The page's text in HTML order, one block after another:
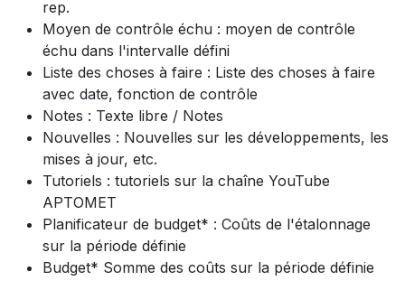
rep.
Moyen de contrôle échu : moyen de contrôle
échu dans l'intervalle défini
Liste des choses à faire : Liste des choses à faire
avec date, fonction de contrôle
Notes : Texte libre / Notes
Nouvelles : Nouvelles sur les développements, les
mises à jour, etc.
Tutoriels : tutoriels sur la chaîne YouTube
APTOMET
Planificateur de budget* : Coûts de l'étalonnage
sur la période définie
Budget* Somme des coûts sur la période définie